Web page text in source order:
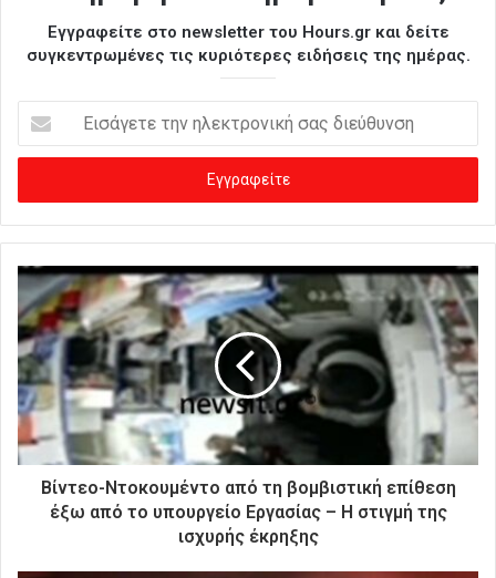
Εγγραφείτε στο newsletter του Hours.gr και δείτε
συγκεντρωμένες τις κυριότερες ειδήσεις της ημέρας.
σ
γ
ε
ε
η
ν
η
λ
ε
κ
τ
Βίντεο-Ντοκουμέντο από τη βομβιστική επίθεση
έξω από το υπουργείο Εργασίας – Η στιγμή της
ισχυρής έκρηξης